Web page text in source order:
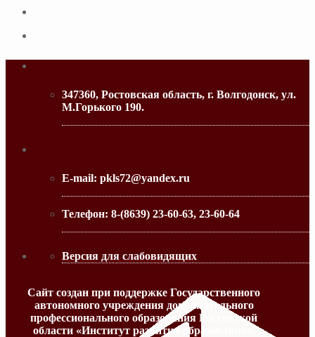
347360, Ростовская область, г. Волгодонск, ул.
М.Горького 190.
E-mail: pkls72@yandex.ru
Телефон: 8-(8639) 23-60-63, 23-60-64
Версия для слабовидящих
Сайт создан при поддержке Государственного
автономного учреждения дополнительного
профессионального образования Ростовской
области «Институт развития образования».